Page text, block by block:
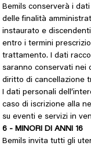
Bemils conserverà i
delle finalità
instaurato e
entro i termini
trattamento. I dati
saranno conservati nei
diritto di cancellazione
I dati personali
caso di iscrizione alla
su eventi e servizi in
6 - MINORI DI ANNI 16
Bemils invita tutti gli